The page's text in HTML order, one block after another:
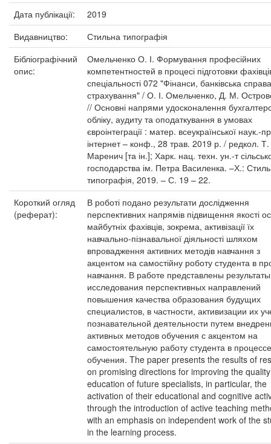
Дата публікації:
2019
Видавництво:
Стильна типографія
Бібліографічний
опис:
Омельченко О. І. Формування професійних
компетентностей в процесі підготовки
спеціальності 072 "Фінанси, банківська
страхування" / О. І. Омельченко, Д. М.
// Основні напрями удосконалення
обліку, аудиту та оподаткування в умовах
євроінтеграції : матер. всеукраїнської наук.-
інтернет – конф., 28 трав. 2019 р. / редкол.
Маренич [та ін.]; Харк. нац. техн. ун.-т
господарства ім. Петра Василенка. –Х.:
типографія, 2019. – С. 19 – 22.
Короткий огляд
(реферат):
В роботі подано результати дослідження
перспективних напрямів підвищення якості
майбутніх фахівців, зокрема, активізації їх
навчально-пізнавальної діяльності шляхом
впровадження активних методів навчання з
акцентом на самостійну роботу студента в
навчання. В работе представлены результаты
исследования перспективных направлений
повышения качества образования будущих
специалистов, в частности, активизации их
познавательной деятельности путем
активных методов обучения с акцентом на
самостоятельную работу студента в процессе
обучения. The paper presents the results of
on promising directions for improving the
education of future specialists, in particular, the
activation of their educational and cognitive
through the introduction of active teaching
with an emphasis on independent work of the
in the learning process.